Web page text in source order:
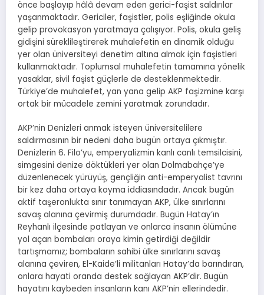
önce başlayıp hâlâ devam eden gerici-faşist saldırılar
yaşanmaktadır. Gericiler, faşistler, polis eşliğinde okula
gelip provokasyon yaratmaya çalışıyor. Polis, okula geliş
gidişini süreklileştirerek muhalefetin en dinamik olduğu
yer olan üniversiteyi denetim altına almak için faşistleri
kullanmaktadır. Toplumsal muhalefetin tamamına yönelik
yasaklar, sivil faşist güçlerle de desteklenmektedir.
Türkiye’de muhalefet, yan yana gelip AKP faşizmine karşı
ortak bir mücadele zemini yaratmak zorundadır.
AKP’nin Denizleri anmak isteyen üniversitelilere
saldırmasının bir nedeni daha bugün ortaya çıkmıştır.
Denizlerin 6. Filo’yu, emperyalizmin kanlı canlı temsilcisini,
simgesini denize döktükleri yer olan Dolmabahçe’ye
düzenlenecek yürüyüş, gençliğin anti-emperyalist tavrını
bir kez daha ortaya koyma iddiasındadır. Ancak bugün
aktif taşeronlukta sınır tanımayan AKP, ülke sınırlarını
savaş alanına çevirmiş durumdadır. Bugün Hatay’ın
Reyhanlı ilçesinde patlayan ve onlarca insanın ölümüne
yol açan bombaları oraya kimin getirdiği değildir
tartışmamız; bombaların sahibi ülke sınırlarını savaş
alanına çeviren, El-Kaide’li militanları Hatay’da barındıran,
onlara hayati oranda destek sağlayan AKP’dir. Bugün
hayatını kaybeden insanların kanı AKP’nin ellerindedir.